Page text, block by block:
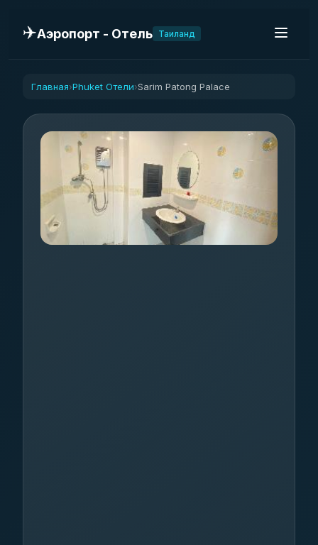
✈️Аэропорт - Отель Таиланд
Главная›Phuket Отели›Sarim Patong Palace